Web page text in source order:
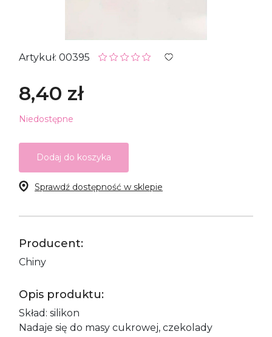
Artykuł: 00395
8,40 zł
Niedostępne
Dodaj do koszyka
Sprawdź dostępność w sklepie
Producent:
Chiny
Opis produktu:
Skład: silikon
Nadaje się do masy cukrowej, czekolady